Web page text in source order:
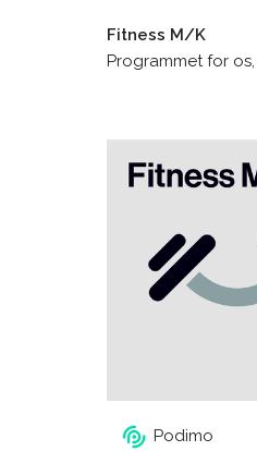
Fitness M/K
Programmet for
Podimo